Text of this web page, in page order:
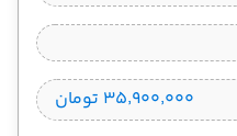
۳۵٬۹۰۰٬۰۰۰ تومان